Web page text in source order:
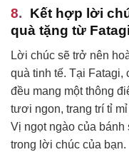
Kết hợp lời
quà tặng từ Fatagi
Lời chúc sẽ trở nên
quà tinh tế. Tại Fatagi,
đều mang một thông
tươi ngon, trang trí tỉ
Vị ngọt ngào của
trong lời chúc của bạn.